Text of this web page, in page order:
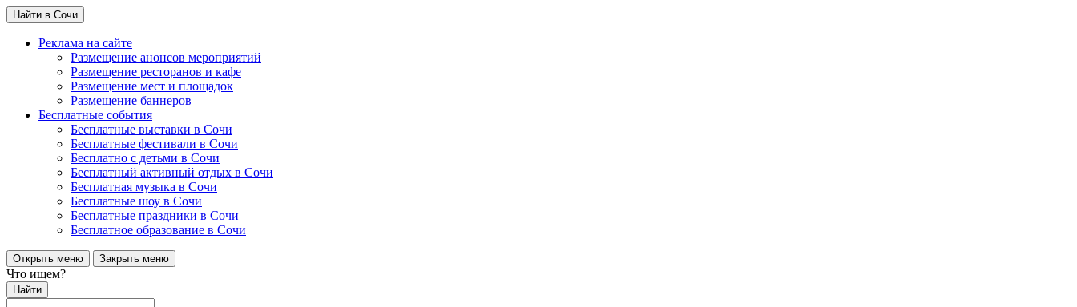
Найти в Сочи
Реклама на сайте
Размещение анонсов мероприятий
Размещение ресторанов и кафе
Размещение мест и площадок
Размещение баннеров
Бесплатные события
Бесплатные выставки в Сочи
Бесплатные фестивали в Сочи
Бесплатно с детьми в Сочи
Бесплатный активный отдых в Сочи
Бесплатная музыка в Сочи
Бесплатные шоу в Сочи
Бесплатные праздники в Сочи
Бесплатное образование в Сочи
Открыть меню Закрыть меню
Что ищем?
Найти